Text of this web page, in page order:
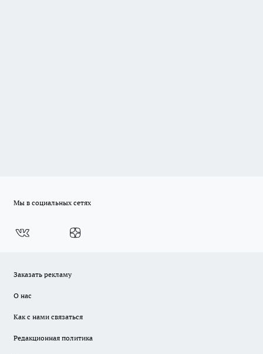
Мы в социальных сетях
Заказать рекламу
О нас
Как с нами связаться
Редакционная политика